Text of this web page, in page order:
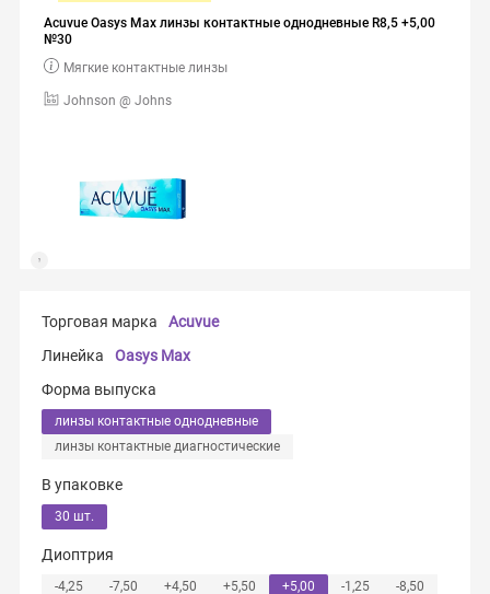
Acuvue Oasys Max линзы контактные однодневные R8,5 +5,00
№30
Johnson @ Johns
Мягкие контактные линзы
Торговая марка
Acuvue
Линейка
Oasys Max
Форма выпуска
линзы контактные однодневные
линзы контактные диагностические
В упаковке
30 шт.
Диоптрия
-4,25 -7,50 +4,50 +5,50 +5,00 -1,25 -8,50